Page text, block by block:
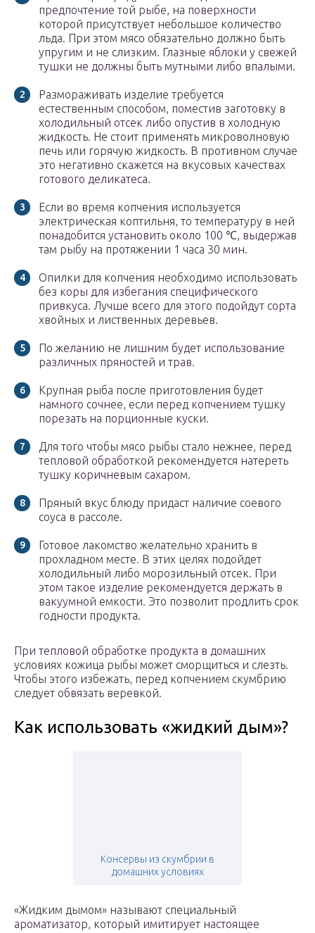
предпочтение той рыбе, на поверхности
которой присутствует небольшое количество
льда. При этом мясо обязательно должно быть
упругим и не слизким. Глазные яблоки у свежей
тушки не должны быть мутными либо впалыми.
Размораживать изделие требуется
естественным способом, поместив заготовку в
холодильный отсек либо опустив в холодную
жидкость. Не стоит применять микроволновую
печь или горячую жидкость. В противном случае
это негативно скажется на вкусовых качествах
готового деликатеса.
Если во время копчения используется
электрическая коптильня, то температуру в ней
понадобится установить около 100 ℃, выдержав
там рыбу на протяжении 1 часа 30 мин.
Опилки для копчения необходимо использовать
без коры для избегания специфического
привкуса. Лучше всего для этого подойдут сорта
хвойных и лиственных деревьев.
По желанию не лишним будет использование
различных пряностей и трав.
Крупная рыба после приготовления будет
намного сочнее, если перед копчением тушку
порезать на порционные куски.
Для того чтобы мясо рыбы стало нежнее, перед
тепловой обработкой рекомендуется натереть
тушку коричневым сахаром.
Пряный вкус блюду придаст наличие соевого
соуса в рассоле.
Готовое лакомство желательно хранить в
прохладном месте. В этих целях подойдет
холодильный либо морозильный отсек. При
этом такое изделие рекомендуется держать в
вакуумной емкости. Это позволит продлить срок
годности продукта.
При тепловой обработке продукта в домашних
условиях кожица рыбы может сморщиться и слезть.
Чтобы этого избежать, перед копчением скумбрию
следует обвязать веревкой.
Как использовать «жидкий дым»?
Консервы из скумбрии в
домашних условиях
«Жидким дымом» называют специальный
ароматизатор, который имитирует настоящее